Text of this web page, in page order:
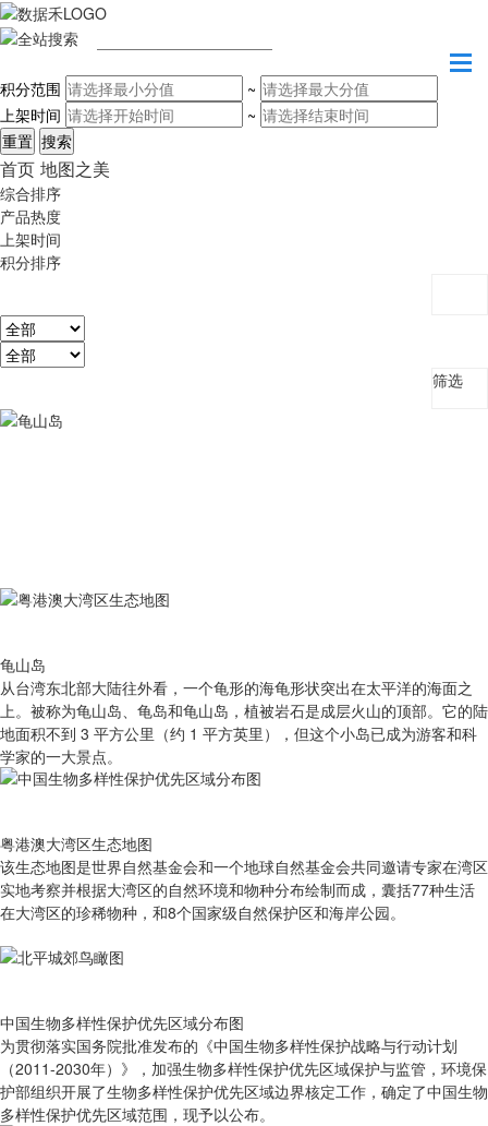
积分范围
~
上架时间
~
首页 地图之美
综合排序
产品热度
上架时间
积分排序
筛选
龟山岛
从台湾东北部大陆往外看，一个龟形的海龟形状突出在太平洋的海面之
上。被称为龟山岛、龟岛和龟山岛，植被岩石是成层火山的顶部。它的陆
地面积不到 3 平方公里（约 1 平方英里），但这个小岛已成为游客和科
学家的一大景点。
粤港澳大湾区生态地图
该生态地图是世界自然基金会和一个地球自然基金会共同邀请专家在湾区
实地考察并根据大湾区的自然环境和物种分布绘制而成，囊括77种生活
在大湾区的珍稀物种，和8个国家级自然保护区和海岸公园。
中国生物多样性保护优先区域分布图
为贯彻落实国务院批准发布的《中国生物多样性保护战略与行动计划
（2011-2030年）》，加强生物多样性保护优先区域保护与监管，环境保
护部组织开展了生物多样性保护优先区域边界核定工作，确定了中国生物
多样性保护优先区域范围，现予以公布。